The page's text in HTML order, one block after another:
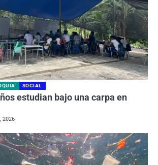
SOCIAL
estudian bajo una carpa en
2026